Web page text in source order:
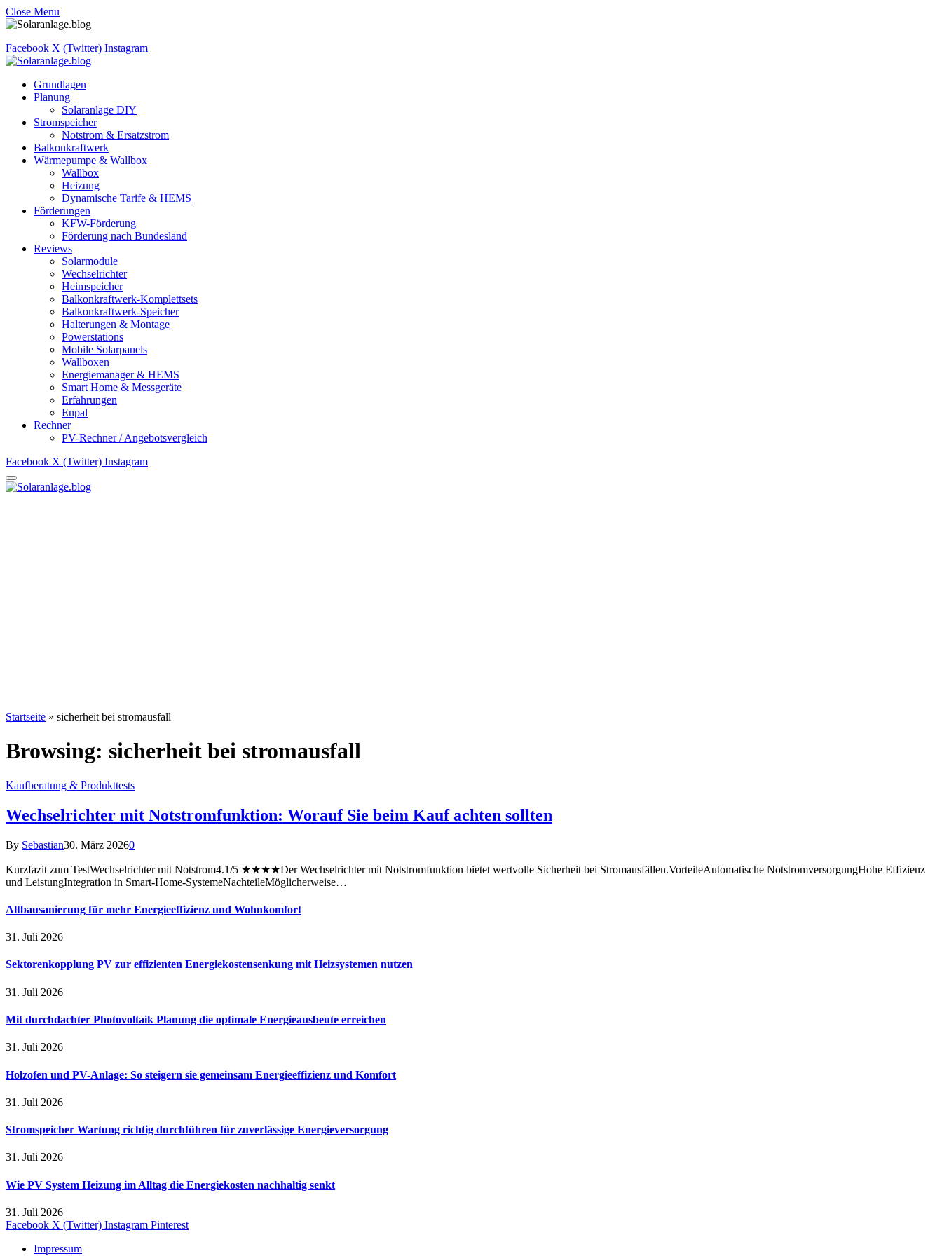
Close Menu
Facebook X (Twitter) Instagram
Grundlagen
Planung
Solaranlage DIY
Stromspeicher
Notstrom & Ersatzstrom
Balkonkraftwerk
Wärmepumpe & Wallbox
Wallbox
Heizung
Dynamische Tarife & HEMS
Förderungen
KFW-Förderung
Förderung nach Bundesland
Reviews
Solarmodule
Wechselrichter
Heimspeicher
Balkonkraftwerk-Komplettsets
Balkonkraftwerk-Speicher
Halterungen & Montage
Powerstations
Mobile Solarpanels
Wallboxen
Energiemanager & HEMS
Smart Home & Messgeräte
Erfahrungen
Enpal
Rechner
PV-Rechner / Angebotsvergleich
Facebook X (Twitter) Instagram
Startseite » sicherheit bei stromausfall
Browsing: sicherheit bei stromausfall
Kaufberatung & Produkttests
Wechselrichter mit Notstromfunktion: Worauf Sie beim Kauf achten sollten
By Sebastian30. März 20260
Kurzfazit zum TestWechselrichter mit Notstrom4.1/5 ★★★★Der Wechselrichter mit Notstromfunktion bietet wertvolle Sicherheit bei Stromausfällen.VorteileAutomatische NotstromversorgungHohe Effizienz
und LeistungIntegration in Smart-Home-SystemeNachteileMöglicherweise…
Altbausanierung für mehr Energieeffizienz und Wohnkomfort
31. Juli 2026
Sektorenkopplung PV zur effizienten Energiekostensenkung mit Heizsystemen nutzen
31. Juli 2026
Mit durchdachter Photovoltaik Planung die optimale Energieausbeute erreichen
31. Juli 2026
Holzofen und PV-Anlage: So steigern sie gemeinsam Energieeffizienz und Komfort
31. Juli 2026
Stromspeicher Wartung richtig durchführen für zuverlässige Energieversorgung
31. Juli 2026
Wie PV System Heizung im Alltag die Energiekosten nachhaltig senkt
31. Juli 2026
Facebook X (Twitter) Instagram Pinterest
Impressum